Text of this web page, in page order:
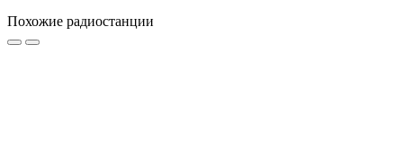
Похожие радиостанции